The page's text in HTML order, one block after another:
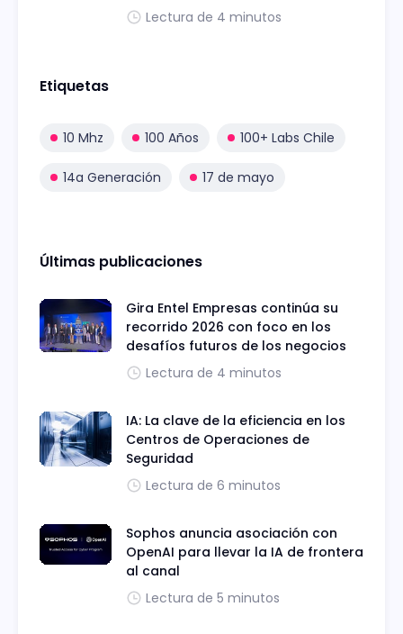
Lectura de 4 minutos
Etiquetas
10 Mhz 100 Años 100+ Labs Chile
14a Generación 17 de mayo
Últimas publicaciones
Gira Entel Empresas continúa su
recorrido 2026 con foco en los
desafíos futuros de los negocios
Lectura de 4 minutos
IA: La clave de la eficiencia en los
Centros de Operaciones de
Seguridad
Lectura de 6 minutos
Sophos anuncia asociación con
OpenAI para llevar la IA de frontera
al canal
Lectura de 5 minutos